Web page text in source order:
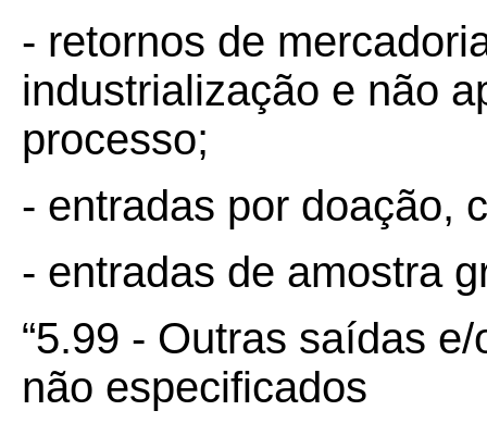
- retornos de
industrialização e não
processo;
- entradas por doação,
- entradas de amostra
“5.99 - Outras saídas
não especificados